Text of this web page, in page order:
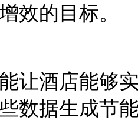
效的目标。
让酒店能够
数据生成节